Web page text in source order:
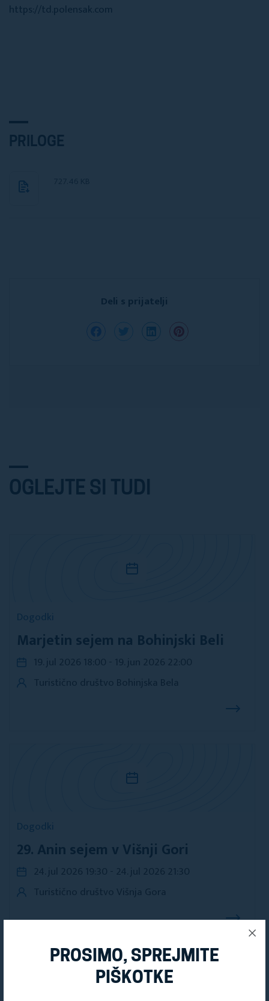
https://td.polensak.com
PRILOGE
Deli s prijatelji
OGLEJTE SI TUDI
Dogodki
Marjetin sejem na Bohinjski Beli
Dogodki
29. Anin sejem v Višnji Gori
PROSIMO, SPREJMITE
PIŠKOTKE